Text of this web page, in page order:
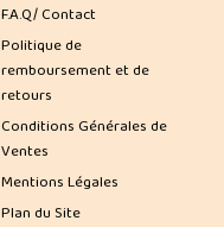
F.A.Q/ Contact
Politique de
remboursement et de
retours
Conditions Générales de
Ventes
Mentions Légales
Plan du Site